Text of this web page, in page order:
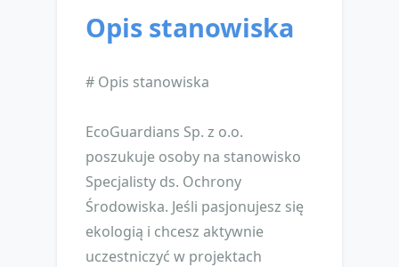
Opis stanowiska
# Opis stanowiska
EcoGuardians Sp. z o.o.
poszukuje osoby na stanowisko
Specjalisty ds. Ochrony
Środowiska. Jeśli pasjonujesz się
ekologią i chcesz aktywnie
uczestniczyć w projektach